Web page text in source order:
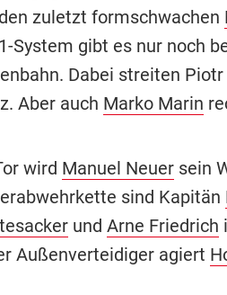
zuletzt formschwachen
System gibt es nur noch
Dabei streiten
Aber auch Marko Marin
wird Manuel Neuersein
sind Kapitän
und Arne Friedrich
Außenverteidiger agiert